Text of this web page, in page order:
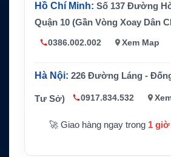
Băng thô
ng CIR
128/2560CIR
Thiết bị s
Hệ thống đầu cuối
Tính năn
ọng
ng phủ sóng mạng cố
Ứng dụn
Tàu biển, vùng xa bờ,
Hồ Chí Minh: Số 137 Đường
Quận 10 (Gần Vòng Xoay Dân
0386.002.002 Xem Map
Hà Nội: 226 Đường Láng -
Tư Sở) 0917.834.532
🚀 Giao hàng ngay trong 1 giờ